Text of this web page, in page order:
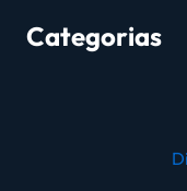
Categorias